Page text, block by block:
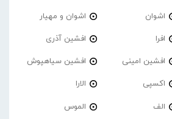
اشوان اشوان و مهیار
افرا افشین آذری
افشین امینی افشین سیاهپوش
اکسپی الارا
الف الموس